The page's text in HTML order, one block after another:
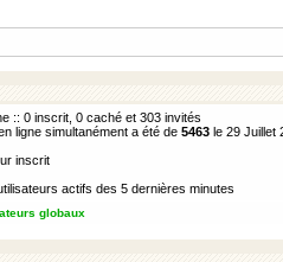
:: 0 inscrit, 0 caché et 303 invités
ligne simultanément a été de 5463 le 29 Juillet
inscrit
actifs des 5 dernières minutes
globaux